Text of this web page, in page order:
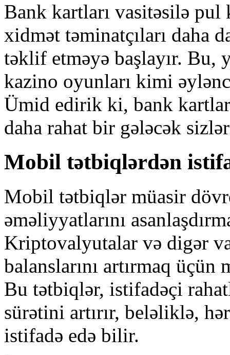
Bank kartları vasitəsilə pul
xidmət təminatçıları daha
təklif etməyə başlayır. Bu,
kazino oyunları kimi
Ümid edirik ki, bank
daha rahat bir gələcək
Mobil tətbiqlərdən
Mobil tətbiqlər müasir
əməliyyatlarını
Kriptovalyutalar və digər
balanslarını artırmaq
Bu tətbiqlər, istifadəçi
sürətini artırır, beləliklə,
istifadə edə bilir.